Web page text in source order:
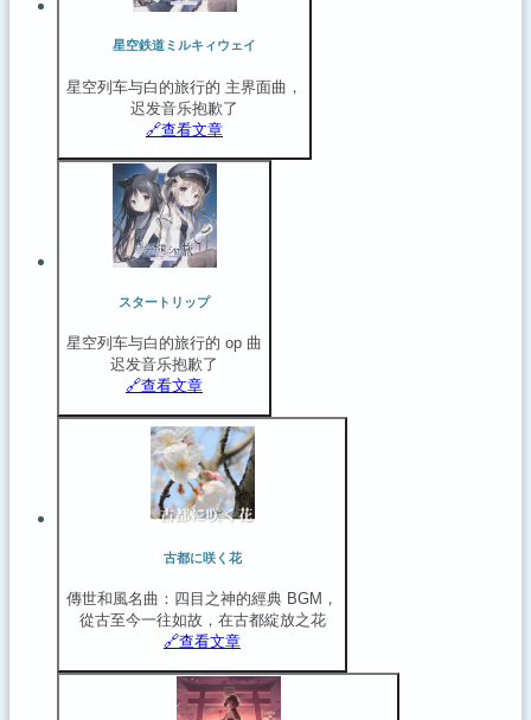
星空鉄道ミルキィウェイ
星空列车与白的旅行的 主界面曲，
迟发音乐抱歉了
🔗️查看文章
スタートリップ
星空列车与白的旅行的 op 曲
迟发音乐抱歉了
🔗️查看文章
古都に咲く花
傳世和風名曲：四目之神的經典 BGM，
從古至今一往如故，在古都綻放之花
🔗️查看文章